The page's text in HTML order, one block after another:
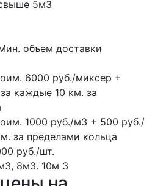
5м3
объем доставки
6000 руб./миксер +
каждые 10 км. за
1000 руб./м3 + 500 руб./
за пределами кольца
руб./шт.
8м3. 10м 3